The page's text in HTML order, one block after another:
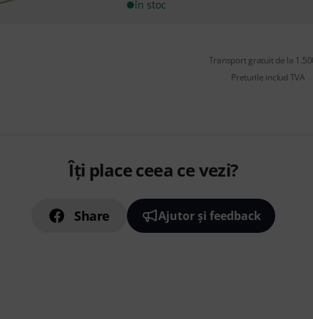
în stoc
Transport gratuit de la
Preturile includ TVA
Îți place ceea ce vezi?
Share Ajutor și feedback